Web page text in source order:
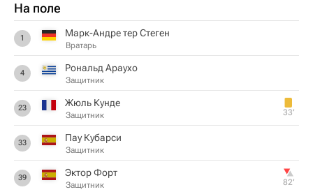
На поле
1 Марк-Андре тер Стеген
Вратарь
4 Рональд Араухо
Защитник
23 Жюль Кунде
Защитник 33‎’‎
33 Пау Кубарси
Защитник
39 Эктор Форт
Защитник 82‎’‎